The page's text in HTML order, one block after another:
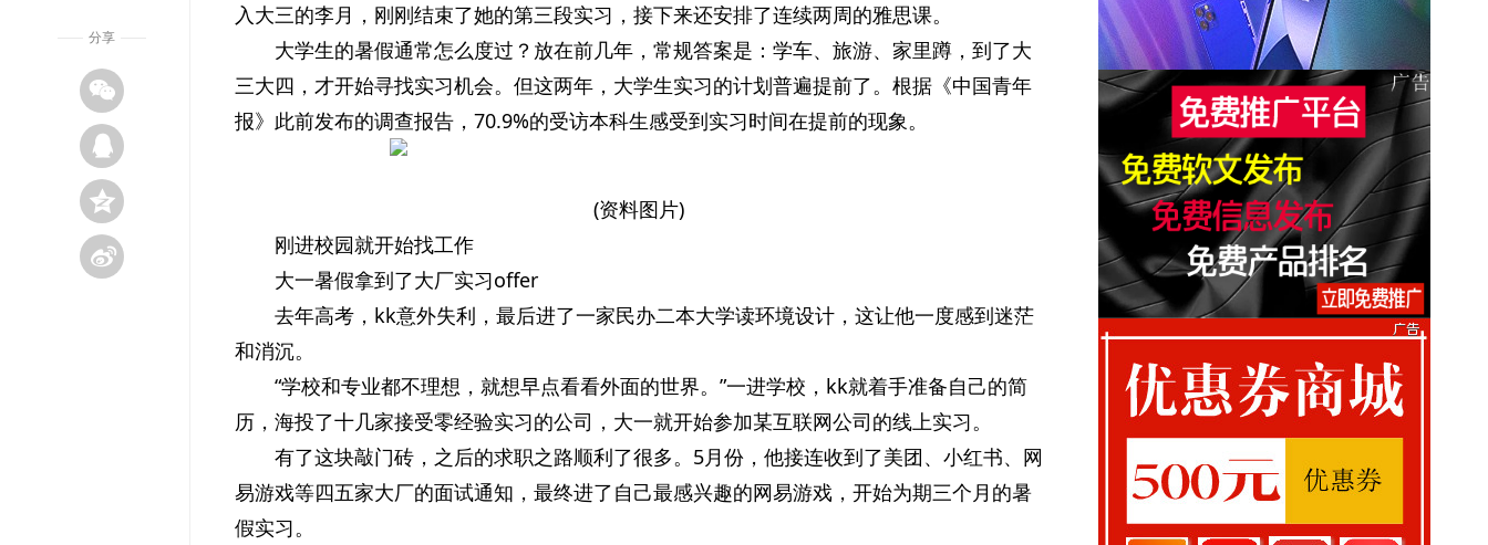
分享
入大三的李月，刚刚结束了她的第三段实习，接下来还安排了连续两周的雅思课。
大学生的暑假通常怎么度过？放在前几年，常规答案是：学车、旅游、家里蹲，到了大
三大四，才开始寻找实习机会。但这两年，大学生实习的计划普遍提前了。根据《中国青年
报》此前发布的调查报告，70.9%的受访本科生感受到实习时间在提前的现象。
(资料图片)
刚进校园就开始找工作
大一暑假拿到了大厂实习offer
去年高考，kk意外失利，最后进了一家民办二本大学读环境设计，这让他一度感到迷茫
和消沉。
“学校和专业都不理想，就想早点看看外面的世界。”一进学校，kk就着手准备自己的简
历，海投了十几家接受零经验实习的公司，大一就开始参加某互联网公司的线上实习。
有了这块敲门砖，之后的求职之路顺利了很多。5月份，他接连收到了美团、小红书、网
易游戏等四五家大厂的面试通知，最终进了自己最感兴趣的网易游戏，开始为期三个月的暑
假实习。